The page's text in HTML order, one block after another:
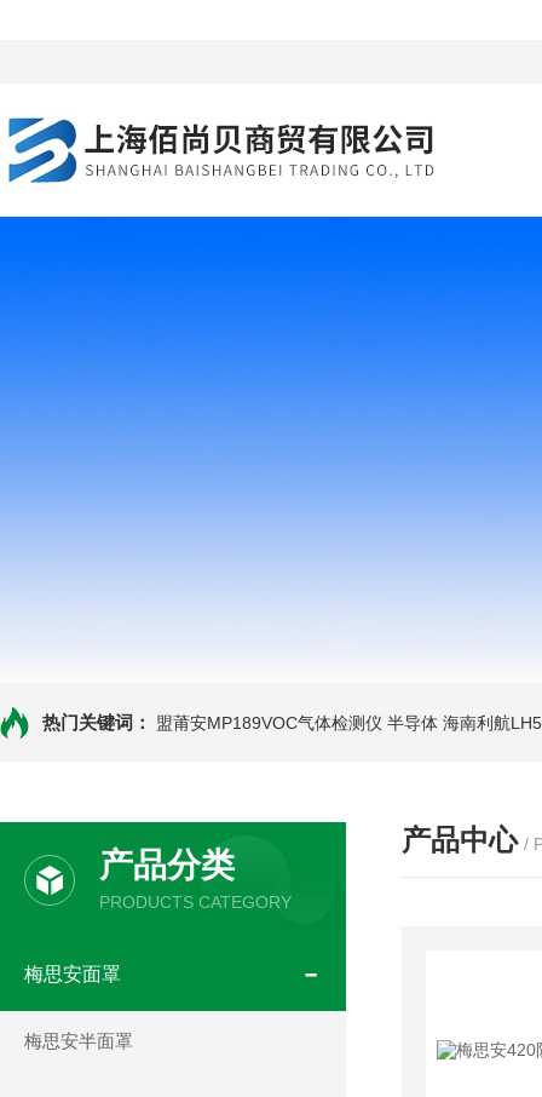
热门关键词： 盟莆安MP189VOC气体检测仪 半导体 海南利航
产品分类
PRODUCTS CATEGORY
梅思安面罩
梅思安半面罩
产品中心 /